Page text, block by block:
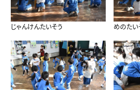
じゃんけんたいそう めのたい